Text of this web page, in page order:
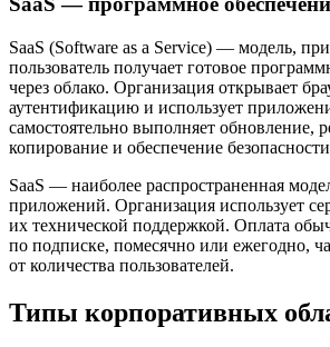
SaaS (Software as a Service) — модель,
пользователь получает готовое
через облако. Организация открывает
аутентификацию и использует
самостоятельно выполняет обновление,
копирование и обеспечение
SaaS — наиболее распространенная
приложений. Организация использует
их технической поддержкой. Оплата
по подписке, помесячно или ежегодно,
от количества пользователей.
Типы корпоративных